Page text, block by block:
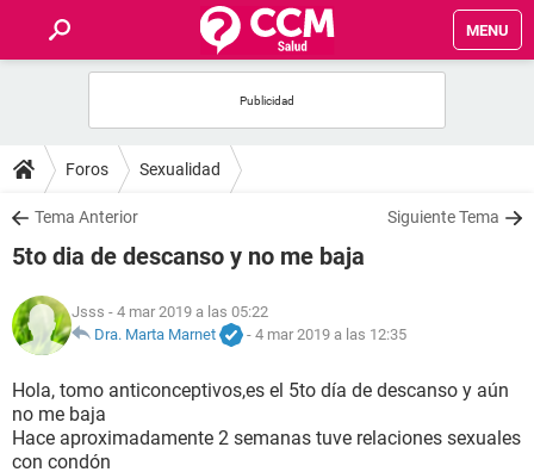
MENU
FOROS
SALUD
NUTRICIÓN
BIENESTAR
SEXUALIDAD
Foros Sexualidad
Tema Anterior Siguiente Tema
5to dia de descanso y no me baja
Jsss - 4 mar 2019 a las 05:22
Dra. Marta Marnet
- 4 mar 2019 a las 12:35
Hola, tomo anticonceptivos,es el 5to día de descanso y aún
no me baja
Hace aproximadamente 2 semanas tuve relaciones sexuales
con condón